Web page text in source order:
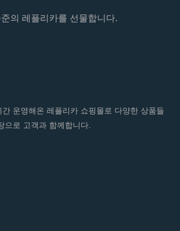
의 레플리카를 선물합니다.
운영해온 레플리카 쇼핑몰로 다양한 상품들
으로 고객과 함께합니다.